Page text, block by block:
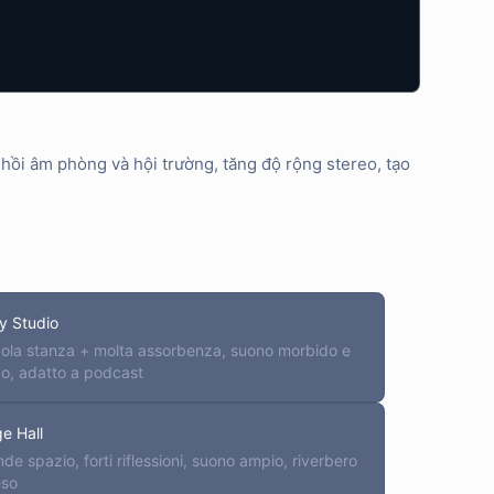
âm phòng và hội trường, tăng độ rộng stereo, tạo
Studio
stanza + molta assorbenza, suono morbido e
adatto a podcast
Hall
spazio, forti riflessioni, suono ampio, riverbero